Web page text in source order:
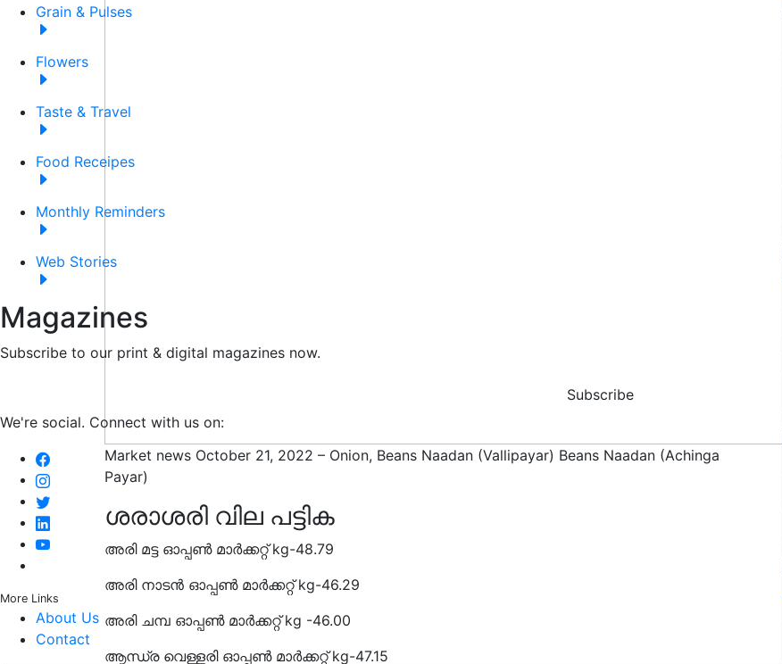
Grain & Pulses
Flowers
Taste & Travel
Food Receipes
Monthly Reminders
Web Stories
Magazines
Subscribe to our print & digital magazines now.
Subscribe
We're social. Connect with us on:
More Links
About Us
Contact
Market news October 21, 2022 – Onion, Beans Naadan (Vallipayar) Beans Naadan (Achinga
Payar)
ശരാശരി വില പട്ടിക
അരി മട്ട ഓപ്പൺ മാർക്കറ്റ് kg-48.79
അരി നാടൻ ഓപ്പൺ മാർക്കറ്റ് kg-46.29
അരി ചമ്പ ഓപ്പൺ മാർക്കറ്റ് kg -46.00
ആന്ധ്ര വെള്ളരി ഓപ്പൺ മാർക്കറ്റ് kg-47.15